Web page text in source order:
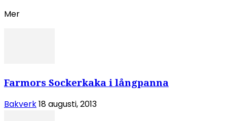
Mer
Farmors Sockerkaka i långpanna
Bakverk18 augusti, 2013